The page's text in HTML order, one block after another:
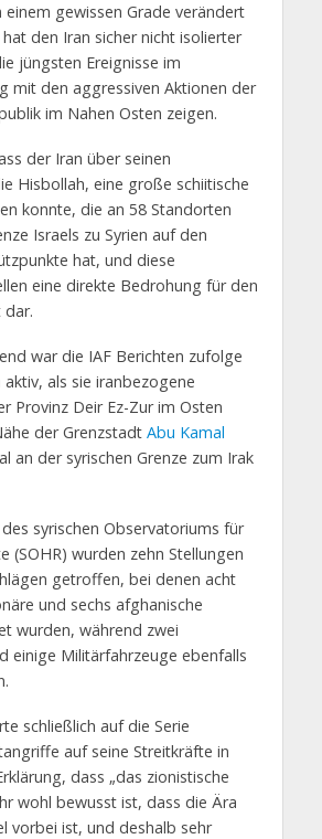
einem gewissen Grade verändert
den Iran sicher nicht isolierter
jüngsten Ereignisse im
mit den aggressiven Aktionen der
im Nahen Osten zeigen.
der Iran über seinen
Hisbollah, eine große schiitische
konnte, die an 58 Standorten
Israels zu Syrien auf den
hat, und diese
eine direkte Bedrohung für den
dar.
war die IAF Berichten zufolge
aktiv, als sie iranbezogene
Provinz Deir Ez-Zur im Osten
der Grenzstadt Abu Kamal
an der syrischen Grenze zum Irak
syrischen Observatoriums für
(SOHR) wurden zehn Stellungen
getroffen, bei denen acht
und sechs afghanische
wurden, während zwei
einige Militärfahrzeuge ebenfalls
schließlich auf die Serie
auf seine Streitkräfte in
dass „das zionistische
wohl bewusst ist, dass die Ära
vorbei ist, und deshalb sehr